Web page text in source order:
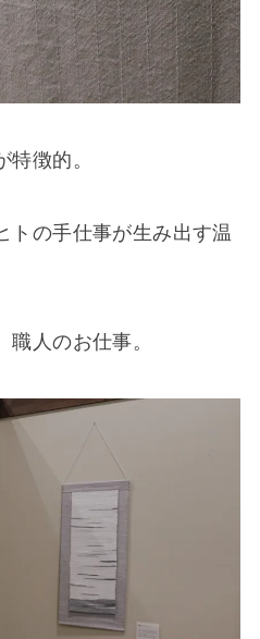
徴的。
トの手仕事が生み出す温
人のお仕事。